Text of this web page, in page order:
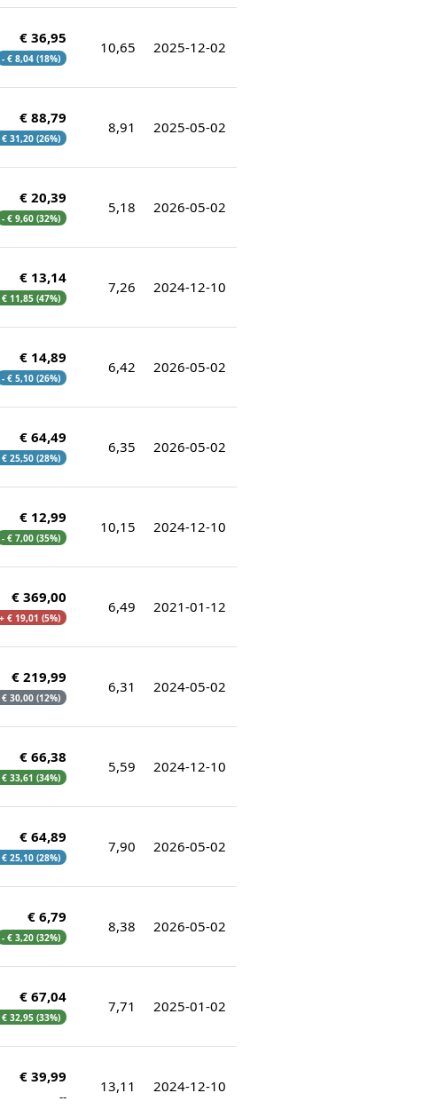
€ 36,95
- € 8,04 (18%)
10,65 2025-12-02
€ 88,79
€ 31,20 (26%)
8,91 2025-05-02
€ 20,39
- € 9,60 (32%)
5,18 2026-05-02
€ 13,14
€ 11,85 (47%)
7,26 2024-12-10
€ 14,89
- € 5,10 (26%)
6,42 2026-05-02
€ 64,49
€ 25,50 (28%)
6,35 2026-05-02
€ 12,99
- € 7,00 (35%)
10,15 2024-12-10
€ 369,00
+ € 19,01 (5%)
6,49 2021-01-12
€ 219,99
€ 30,00 (12%)
6,31 2024-05-02
€ 66,38
€ 33,61 (34%)
5,59 2024-12-10
€ 64,89
€ 25,10 (28%)
7,90 2026-05-02
€ 6,79
- € 3,20 (32%)
8,38 2026-05-02
€ 67,04
€ 32,95 (33%)
7,71 2025-01-02
€ 39,99
--
13,11 2024-12-10